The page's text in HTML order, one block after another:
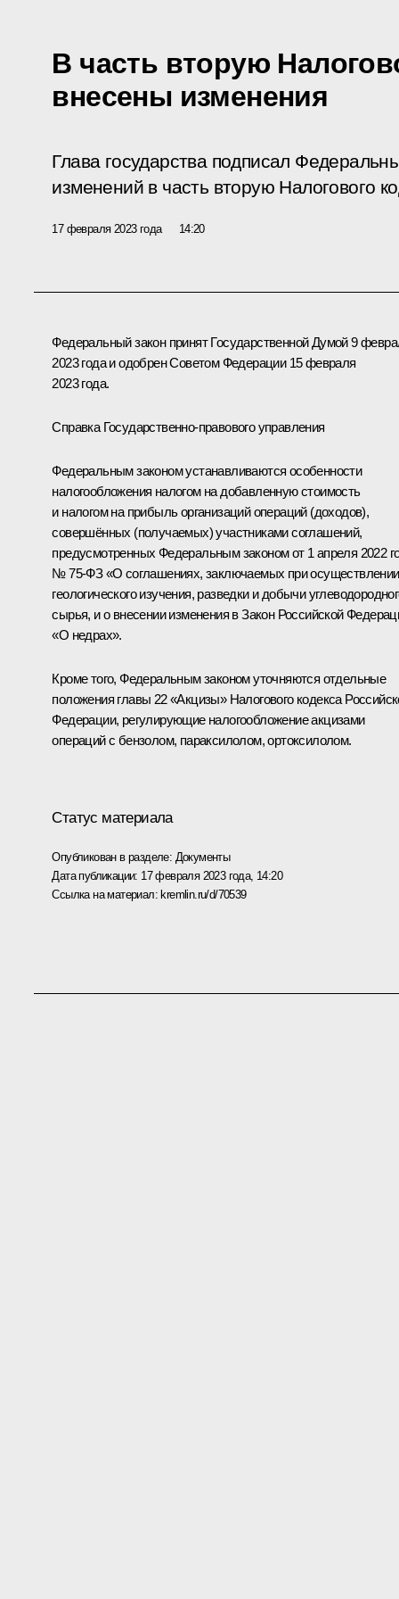
В часть вторую
внесены изменения
Глава государства подписал
изменений в часть вторую Налогового
17 февраля 2023 года 14:20
Федеральный закон принят Государственной Думой 9
2023 года и одобрен Советом Федерации 15 февраля
2023 года.
Справка Государственно-правового управления
Федеральным законом устанавливаются особенности
налогообложения налогом на добавленную стоимость
и налогом на прибыль организаций операций (доходов),
совершённых (получаемых) участниками соглашений,
предусмотренных Федеральным законом от 1 апреля 2022
№ 75-ФЗ «О соглашениях, заключаемых при осуществлении
геологического изучения, разведки и добычи
сырья, и о внесении изменения в Закон Российской
«О недрах».
Кроме того, Федеральным законом уточняются отдельные
положения главы 22 «Акцизы» Налогового кодекса
Федерации, регулирующие налогообложение акцизами
операций с бензолом, параксилолом, ортоксилолом.
Статус материала
Опубликован в разделе: Документы
Дата публикации: 17 февраля 2023 года, 14:20
Ссылка на материал: kremlin.ru/d/70539